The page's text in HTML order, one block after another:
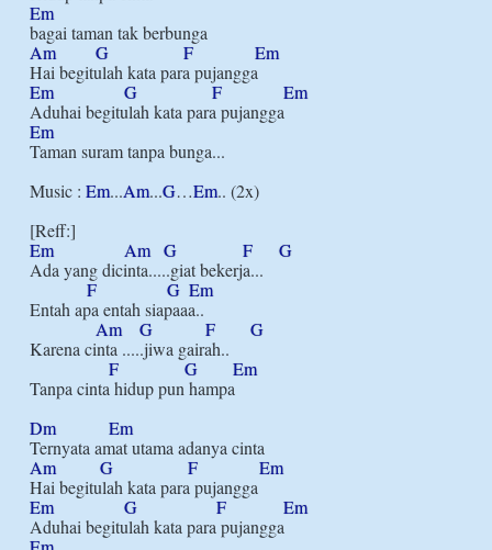
Em
Am
G F
Em
Em
G F
Em
Em
Taman suram tanpa bunga...
Music : Em...Am...G…Em.. (2x)
Em
Am G F
G
Ada yang dicinta.....giat bekerja...
F
G Em
Entah apa entah siapaaa..
Am
G F
G
Karena cinta .....jiwa gairah..
F
G
Em
Tanpa cinta hidup pun hampa
Dm
Em
Am
G F
Em
Em
G F
Em